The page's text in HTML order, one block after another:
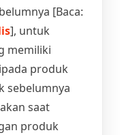
[Baca:
], untuk
memiliki
produk
sebelumnya
saat
produk